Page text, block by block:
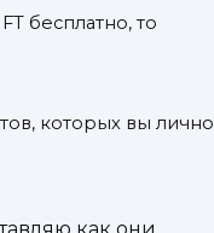
бесплатно, то
которых вы лично